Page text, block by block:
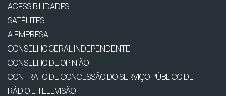
ACESSIBILIDADES
SATÉLITES
A EMPRESA
CONSELHO GERAL INDEPENDENTE
CONSELHO DE OPINIÃO
CONTRATO DE CONCESSÃO DO SERVIÇO PÚBLICO DE
RÁDIO E TELEVISÃO